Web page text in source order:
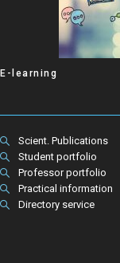
E-learning
Scient. Publications
Student portfolio
Professor portfolio
Practical information
Directory service